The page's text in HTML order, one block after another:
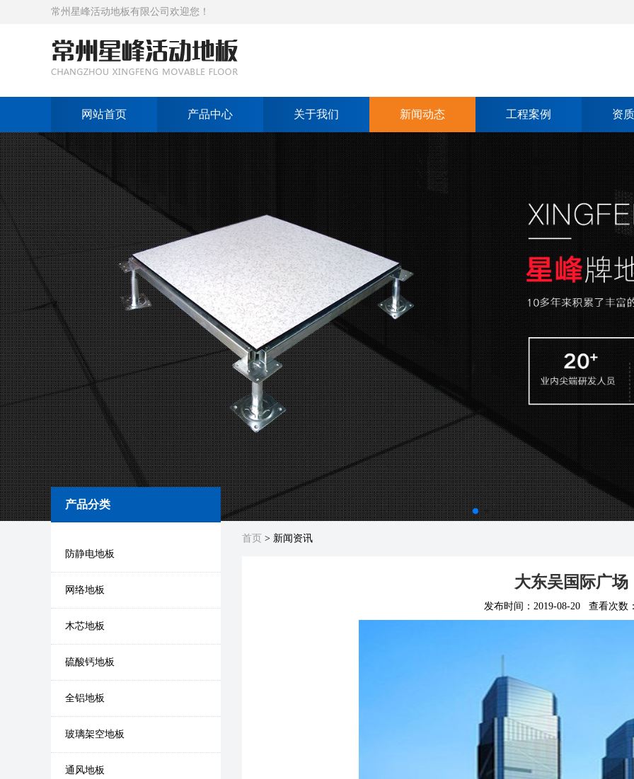
常州星峰活动地板有限公司欢迎您！
网站首页 产品中心 关于我们 新闻动态 工程案例 资
产品分类
防静电地板
网络地板
木芯地板
硫酸钙地板
全铝地板
玻璃架空地板
通风地板
首页 > 新闻资讯
大东吴国际广场
发布时间：2019-08-20 查看次数